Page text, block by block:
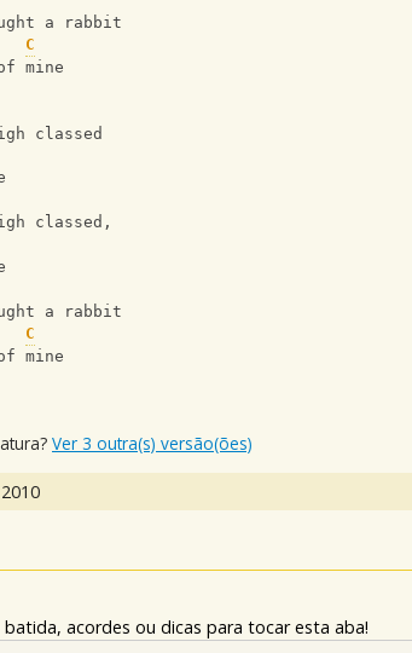
a rabbit
C
mine
classed
classed,
a rabbit
C
mine
Ver 3 outra(s) versão(ões)
acordes ou dicas para tocar esta aba!